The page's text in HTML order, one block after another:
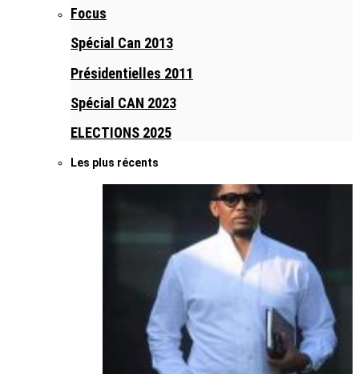
Focus
Spécial Can 2013
Présidentielles 2011
Spécial CAN 2023
ELECTIONS 2025
Les plus récents